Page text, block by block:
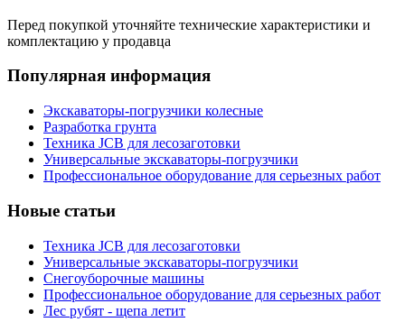
Перед покупкой уточняйте технические характеристики и
комплектацию у продавца
Популярная информация
Экскаваторы-погрузчики колесные
Разработка грунта
Техника JCB для лесозаготовки
Универсальные экскаваторы-погрузчики
Профессиональное оборудование для серьезных работ
Новые статьи
Техника JCB для лесозаготовки
Универсальные экскаваторы-погрузчики
Снегоуборочные машины
Профессиональное оборудование для серьезных работ
Лес рубят - щепа летит